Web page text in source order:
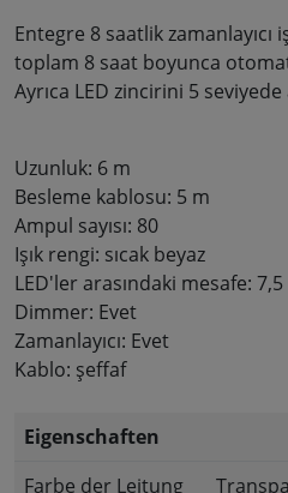
Entegre 8 saatlik zamanlayıcı
toplam 8 saat boyunca
Ayrıca LED zincirini 5
Uzunluk: 6 m
Besleme kablosu: 5 m
Ampul sayısı: 80
Işık rengi: sıcak beyaz
LED'ler arasındaki mesafe:
Dimmer: Evet
Zamanlayıcı: Evet
Kablo: şeffaf
Eigenschaften
Farbe der Leitung